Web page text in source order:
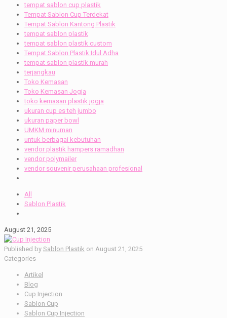
tempat sablon cup plastik
Tempat Sablon Cup Terdekat
Tempat Sablon Kantong Plastik
tempat sablon plastik
tempat sablon plastik custom
Tempat Sablon Plastik Idul Adha
tempat sablon plastik murah
terjangkau
Toko Kemasan
Toko Kemasan Jogja
toko kemasan plastik jogja
ukuran cup es teh jumbo
ukuran paper bowl
UMKM minuman
untuk berbagai kebutuhan
vendor plastik hampers ramadhan
vendor polymailer
vendor souvenir perusahaan profesional
All
Sablon Plastik
August 21, 2025
Published by Sablon Plastik on August 21, 2025
Categories
Artikel
Blog
Cup Injection
Sablon Cup
Sablon Cup Injection